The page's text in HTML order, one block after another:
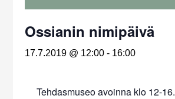
Ossianin nimipäivä
17.7.2019 @ 12:00 - 16:00
Tehdasmuseo avoinna klo 12-16.